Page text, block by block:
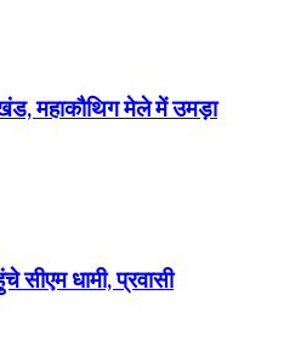
महाकौथिग मेले में उमड़ा
सीएम धामी, प्रवासी